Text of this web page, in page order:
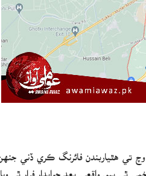
تي هٿياربندن فائرنگ ڪري ڏني جنهن
پيو، واقعي بعد جوابدار فرار ٿي ويا،